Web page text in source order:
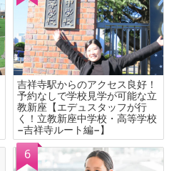
吉祥寺駅からのアクセス良好！
予約なしで学校見学が可能な立
教新座【エデュスタッフが行
く！立教新座中学校・高等学校
−吉祥寺ルート編−】